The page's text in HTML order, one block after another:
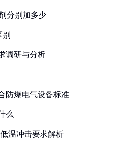
分别加多少
调研与分析
防爆电气设备标准
么
温冲击要求解析